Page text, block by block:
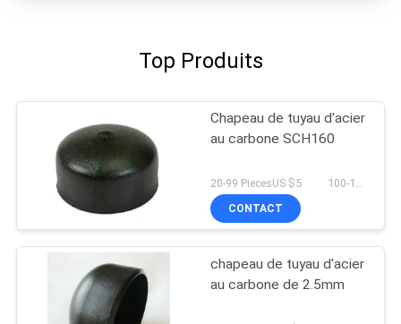
Top Produits
Chapeau de tuyau d'acier
au carbone SCH160
20-99 PiecesUS $5 100-199 PiecesUS $4 200+ PiecesUS $2 MOQ:50 morceaux
CONTACT
chapeau de tuyau d'acier
au carbone de 2.5mm